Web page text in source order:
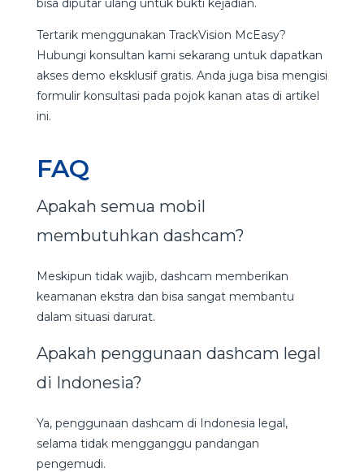
bisa diputar ulang untuk bukti kejadian.
Tertarik menggunakan TrackVision McEasy?
Hubungi konsultan kami sekarang untuk dapatkan
akses demo eksklusif gratis. Anda juga bisa mengisi
formulir konsultasi pada pojok kanan atas di artikel
ini.
FAQ
Apakah semua mobil
membutuhkan dashcam?
Meskipun tidak wajib, dashcam memberikan
keamanan ekstra dan bisa sangat membantu
dalam situasi darurat.
Apakah penggunaan dashcam legal
di Indonesia?
Ya, penggunaan dashcam di Indonesia legal,
selama tidak mengganggu pandangan
pengemudi.